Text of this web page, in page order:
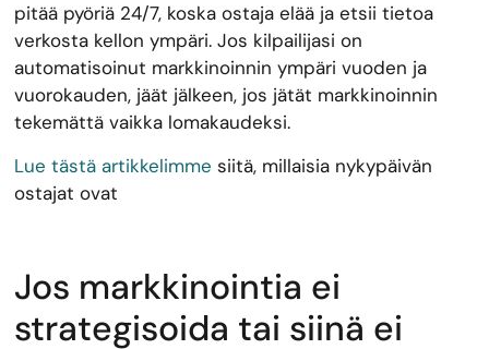
pitää pyöriä 24/7, koska ostaja elää ja etsii tietoa
verkosta kellon ympäri. Jos kilpailijasi on
automatisoinut markkinoinnin ympäri vuoden ja
vuorokauden, jäät jälkeen, jos jätät markkinoinnin
tekemättä vaikka lomakaudeksi.
Lue tästä artikkelimme siitä, millaisia nykypäivän
ostajat ovat
Jos markkinointia ei
strategisoida tai siinä ei